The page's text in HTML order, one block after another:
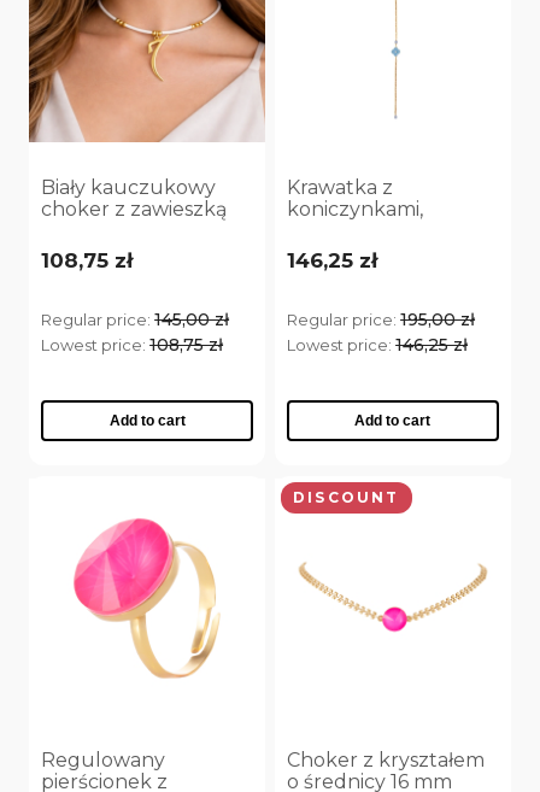
ROZMIAR
S - 11
M - 13
XL - 17 (2)
biały (3)
czarny (3)
szary (3)
KOLOR ZAWIESZKI
Złoto (3)
(3)
Niebieski
Biały kauczukowy
choker z zawieszką
108,75 zł
Regular price:145,00 zł
Lowest price:108,75 zł
Add to cart
Krawatka z
koniczynkami,
kryształkami Preciosa
(C23/LAT/169AU)
146,25 zł
Regular price:195,00 zł
Lowest price:146,25 zł
Add to cart
Regulowany
pierścionek z
Choker z kryształem
o średnicy 16 mm
DISCOUNT